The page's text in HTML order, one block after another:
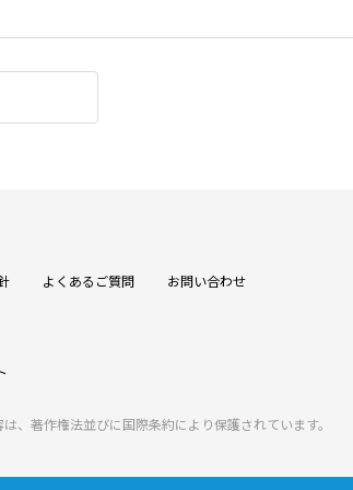
よくあるご質問 お問い合わせ
、著作権法並びに国際条約により保護されています。